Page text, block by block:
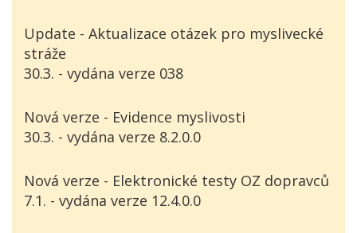
Update - Aktualizace otázek pro myslivecké
stráže
30.3. - vydána verze 038
Nová verze - Evidence myslivosti
30.3. - vydána verze 8.2.0.0
Nová verze - Elektronické testy OZ dopravců
7.1. - vydána verze 12.4.0.0